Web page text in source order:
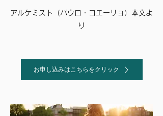
アルケミスト（パウロ・コエーリョ） ​本文よ
り
お申し込みはこちらをクリック